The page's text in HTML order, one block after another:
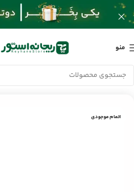
منو
خانه/محصولات/کابل و تبدیلات/تبدیل VGA به HDMI
اتمام موجودی